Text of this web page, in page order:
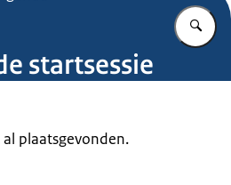
startsessie
plaatsgevonden.